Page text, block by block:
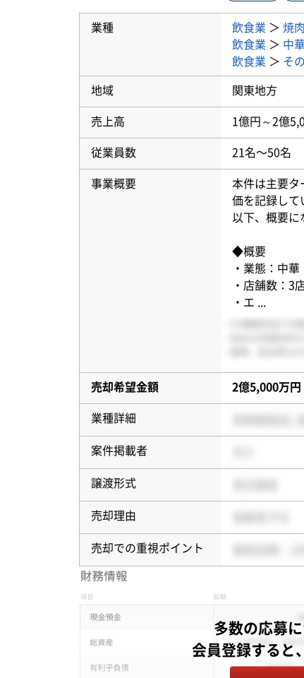
業種 飲食業 ＞ 焼
飲食業 ＞ 中
飲食業 ＞ そ
地域 関東地方
売上高 1億円～2億
従業員数 21名〜50名
事業概要
本件は主要タ
価を記録して
以下、概要に
◆概要
・業態：中華
・店舗数：3
・エ
売却希望金額 2億5,000万円
業種詳細
案件掲載者
譲渡形式
売却理由
売却での重視ポイント
多数の応募